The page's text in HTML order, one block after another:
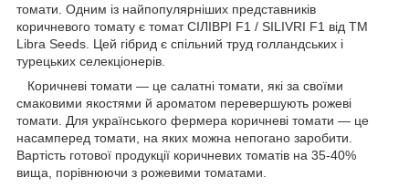
томати. Одним із найпопулярніших представників
коричневого томату є томат СІЛІВРІ F1 / SILIVRI F1 від ТМ
Libra Seeds. Цей гібрид є спільний труд голландських і
турецьких селекціонерів.
Коричневі томати — це салатні томати, які за своїми
смаковими якостями й ароматом перевершують рожеві
томати. Для українського фермера коричневі томати — це
насамперед томати, на яких можна непогано заробити.
Вартість готової продукції коричневих томатів на 35-40%
вища, порівнюючи з рожевими томатами.